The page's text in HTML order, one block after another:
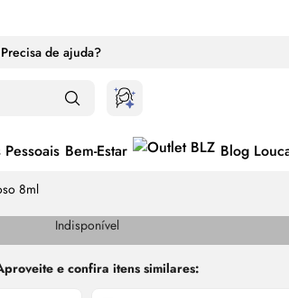
Precisa de ajuda?
Bem-Estar Blog
8ml
Indisponível
e confira itens similares: